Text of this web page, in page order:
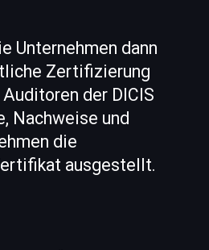
Unternehmen dann
Zertifizierung
der DICIS
Nachweise und
die
ausgestellt.